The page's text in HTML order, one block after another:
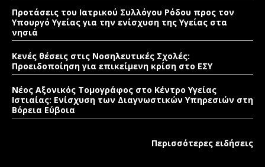
Προτάσεις του Ιατρικού Συλλόγου Ρόδου προς τον
Υπουργό Υγείας για την ενίσχυση της Υγείας στα
νησιά
Κενές θέσεις στις Νοσηλευτικές Σχολές:
Προειδοποίηση για επικείμενη κρίση στο ΕΣΥ
Νέος Αξονικός Τομογράφος στο Κέντρο Υγείας
Ιστιαίας: Ενίσχυση των Διαγνωστικών Υπηρεσιών στη
Βόρεια Εύβοια
Περισσότερες ειδήσεις